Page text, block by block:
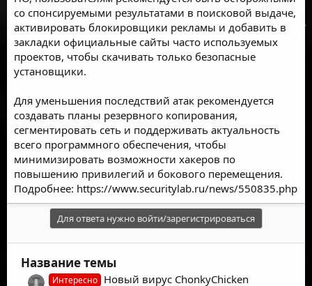
со спонсируемыми результатами в поисковой выдаче,
активировать блокировщики рекламы и добавить в
закладки официальные сайты часто используемых
проектов, чтобы скачивать только безопасные
установщики.
Для уменьшения последствий атак рекомендуется
создавать планы резервного копирования,
сегментировать сеть и поддерживать актуальность
всего программного обеспечения, чтобы
минимизировать возможности хакеров по
повышению привилегий и бокового перемещения.
Подробнее: https://www.securitylab.ru/news/550835.php
Для ответа нужно войти/зарегистрироваться
Название темы
Интересно Новый вирус ChonkyChicken